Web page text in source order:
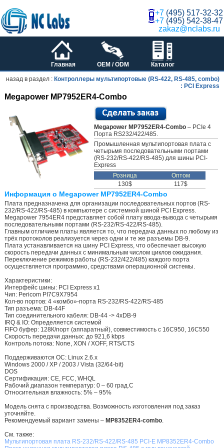
+7 (495) 517-32-32
+7 (495) 542-38-47
zakaz@nclabs.ru
Главная OEM / ODM Каталог
назад в раздел : Контроллеры мультипортовые (RS-422, RS-485, combo)
: PCI Express
Megapower MP7952ER4-Combo
Megapower MP7952ER4-Combo– PCIe 4
Порта RS232/422/485.
Промышленная мультипортовая плата с
четырьмя последовательными портами
(RS-232/RS-422/RS-485) для шины PCI-
Express
Розница
Оптом
130$
117$
Информация о Megapower MP7952ER4-Combo
Плата предназначена для организации последовательных портов (RS-
232/RS-422/RS-485) в компьютере с системной шиной PCI Express.
Megapower 7954ER4 представляет собой плату ввода-вывода с четырьмя
последовательными портами (RS-232/RS-422/RS-485).
Главным отличием платы является то, что передача данных по любому из
трёх протоколов реализуется через одни и те же разъемы DB-9.
Плата устанавливается на шину PCI Express, что обеспечает высокую
скорость передачи данных с минимальным числом циклов ожидания.
Переключение режимов работы (RS-232/422/485) каждого порта
осуществляется программно, средствами операционной системы.
Характеристики:
Интерфейс шины: PCI Express x1
Чип: Pericom PI7C9X7954
Кол-во портов: 4 «комбо»-порта RS-232/RS-422/RS-485
Тип разъема: DB-44F
Тип соединительного кабеля: DB-44 -> 4xDB-9
IRQ & IO: Определяется системой
FIFO буфер: 128К/порт (аппаратный), совместимость с 16C950, 16C550
Скорость передачи данных: до 921,6 kbps
Контроль потока: None, XON / XOFF, RTS/CTS
Поддерживаются ОС: Linux 2.6.x
Windows 2000 / XP / 2003 / Vista (32/64-bit)
DOS
Сертификация: CE, FCC, WHQL
Рабочий диапазон температур: 0 – 60 град.С
Относительная влажность: 5% – 95%
Модель снята с производства. Возможность изготовления под заказ
уточняйте.
Рекомендуемый вариант замены – MP8352ER4-combo.
См. также:
Мультипортовая плата RS-232/RS-422/RS-485 PCI-E MP8352ER4-Combo